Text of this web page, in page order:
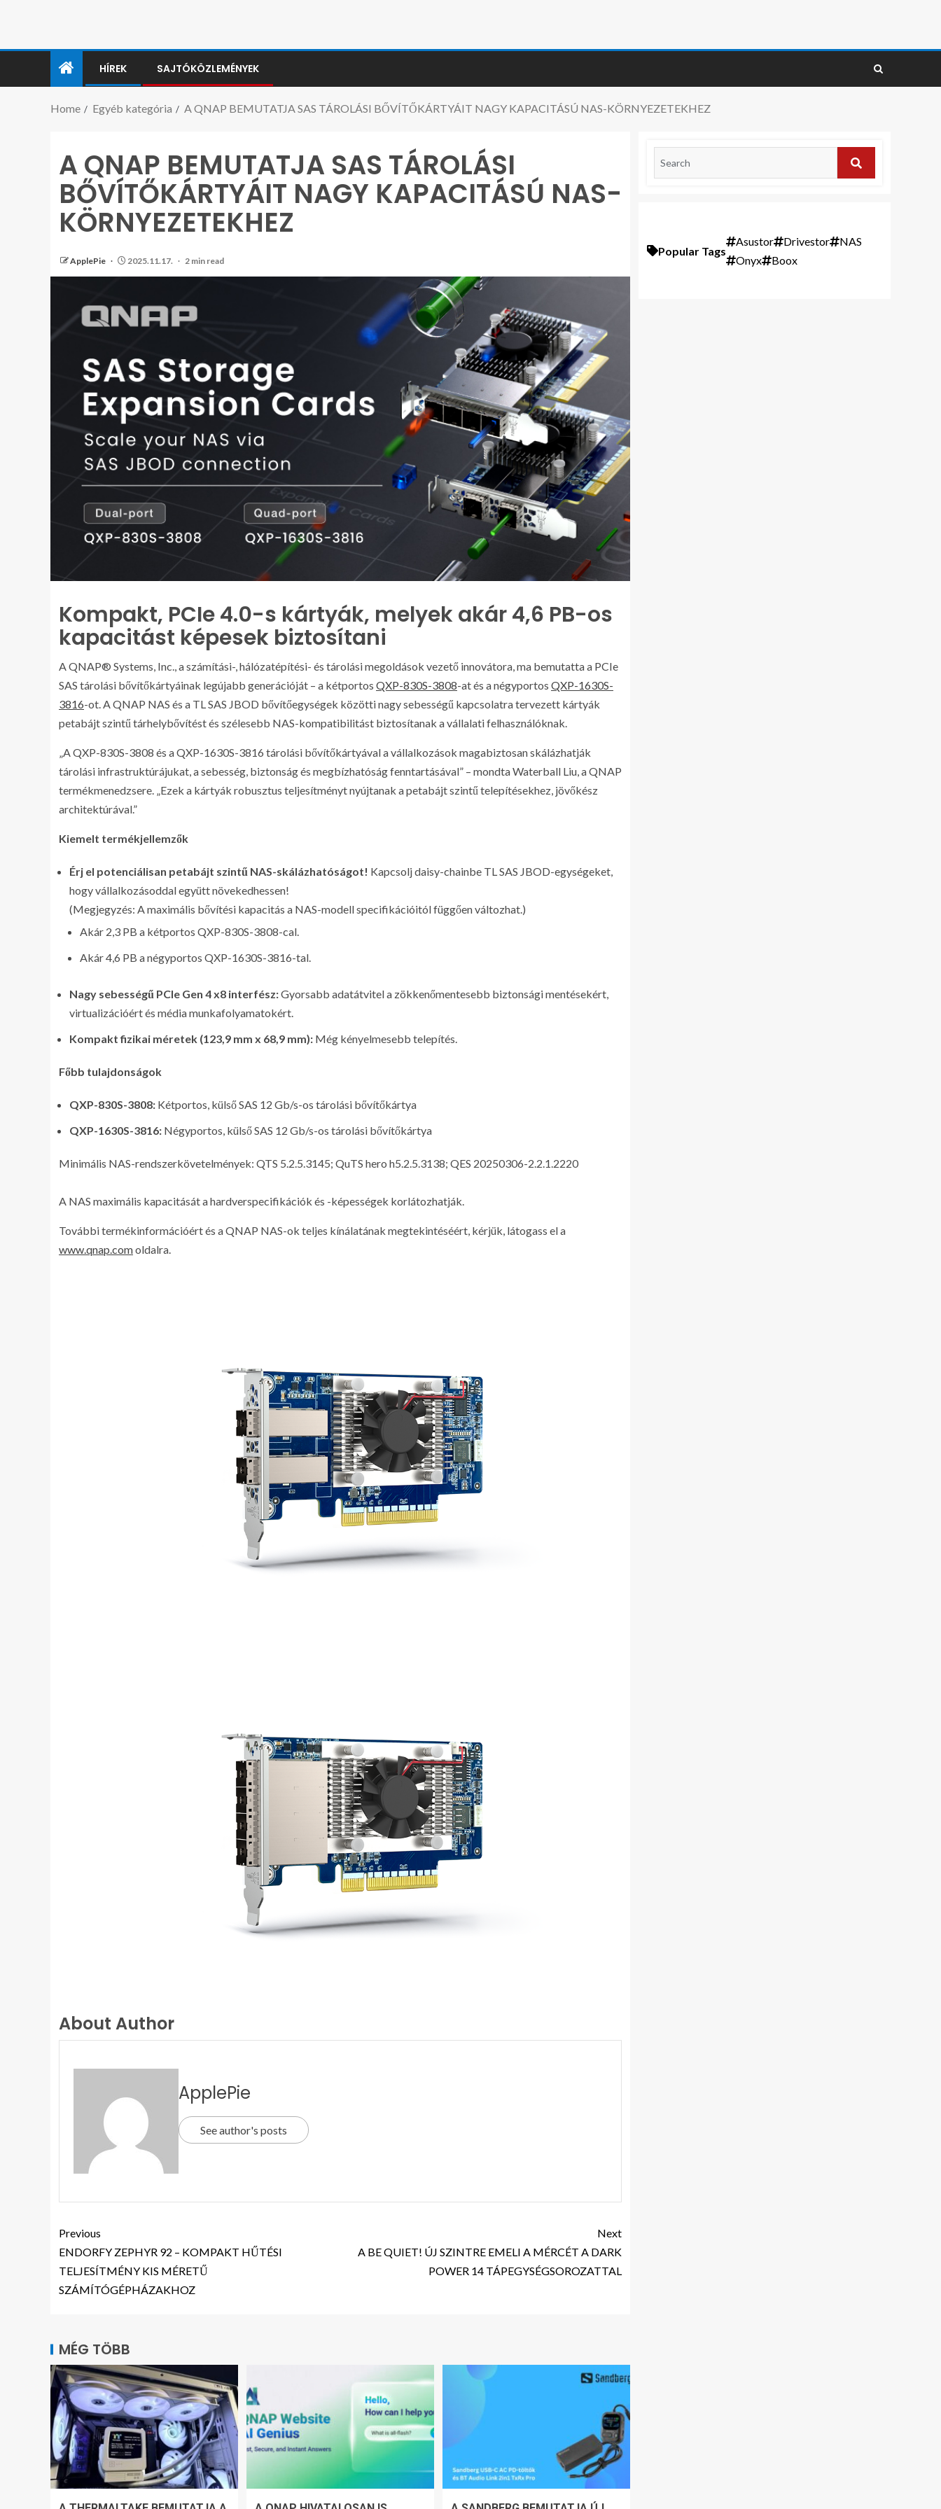
HÍREK SAJTÓKÖZLEMÉNYEK
Home Egyéb kategória A QNAP BEMUTATJA SAS TÁROLÁSI BŐVÍTŐKÁRTYÁIT NAGY KAPACITÁSÚ NAS-KÖRNYEZETEKHEZ
A QNAP BEMUTATJA SAS TÁROLÁSI
BŐVÍTŐKÁRTYÁIT NAGY KAPACITÁSÚ NAS-
KÖRNYEZETEKHEZ
ApplePie 2025.11.17. 2 min read
Kompakt, PCIe 4.0-s kártyák, melyek akár 4,6 PB-os
kapacitást képesek biztosítani
A QNAP® Systems, Inc., a számítási-, hálózatépítési- és tárolási megoldások vezető innovátora, ma bemutatta a PCIe
SAS tárolási bővítőkártyáinak legújabb generációját – a kétportos QXP-830S-3808-at és a négyportos QXP-1630S-
3816-ot. A QNAP NAS és a TL SAS JBOD bővítőegységek közötti nagy sebességű kapcsolatra tervezett kártyák
petabájt szintű tárhelybővítést és szélesebb NAS-kompatibilitást biztosítanak a vállalati felhasználóknak.
„A QXP-830S-3808 és a QXP-1630S-3816 tárolási bővítőkártyával a vállalkozások magabiztosan skálázhatják
tárolási infrastruktúrájukat, a sebesség, biztonság és megbízhatóság fenntartásával” – mondta Waterball Liu, a QNAP
termékmenedzsere. „Ezek a kártyák robusztus teljesítményt nyújtanak a petabájt szintű telepítésekhez, jövőkész
architektúrával.”
Kiemelt termékjellemzők
Érj el potenciálisan petabájt szintű NAS-skálázhatóságot! Kapcsolj daisy-chainbe TL SAS JBOD-egységeket,
hogy vállalkozásoddal együtt növekedhessen!
(Megjegyzés: A maximális bővítési kapacitás a NAS-modell specifikációitól függően változhat.)
Akár 2,3 PB a kétportos QXP-830S-3808-cal.
Akár 4,6 PB a négyportos QXP-1630S-3816-tal.
Nagy sebességű PCIe Gen 4 x8 interfész:Gyorsabb adatátvitel a zökkenőmentesebb biztonsági mentésekért,
virtualizációért és média munkafolyamatokért.
Kompakt fizikai méretek (123,9 mm x 68,9 mm): Még kényelmesebb telepítés.
Főbb tulajdonságok
QXP-830S-3808: Kétportos, külső SAS 12 Gb/s-os tárolási bővítőkártya
QXP-1630S-3816: Négyportos, külső SAS 12 Gb/s-os tárolási bővítőkártya
Minimális NAS-rendszerkövetelmények: QTS 5.2.5.3145; QuTS hero h5.2.5.3138; QES 20250306-2.2.1.2220
A NAS maximális kapacitását a hardverspecifikációk és -képességek korlátozhatják.
További termékinformációért és a QNAP NAS-ok teljes kínálatának megtekintéséért, kérjük, látogass el a
www.qnap.comoldalra.
About Author
ApplePie
See author's posts
Previous
ENDORFY ZEPHYR 92 – KOMPAKT HŰTÉSI
TELJESÍTMÉNY KIS MÉRETŰ
SZÁMÍTÓGÉPHÁZAKHOZ
Next
A BE QUIET! ÚJ SZINTRE EMELI A MÉRCÉT A DARK
POWER 14 TÁPEGYSÉGSOROZATTAL
MÉG TÖBB
Popular Tags
Asustor Drivestor
NAS
Onyx
Boox